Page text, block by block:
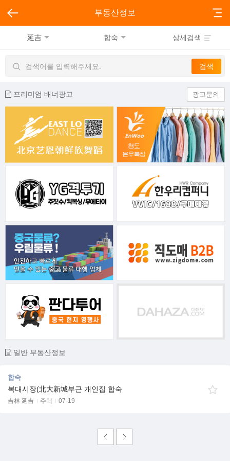
부동산정보
延吉 합숙 상세검색
프리미엄 배너광고 광고문의
일반 부동산정보
합숙
복대시장(北大新城부근 개인집 합숙
吉林 延吉 주택 07-19